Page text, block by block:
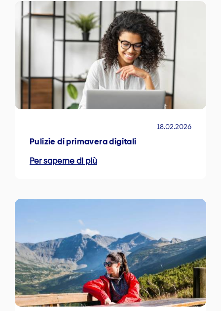
18.02.2026
Pulizie di primavera digitali
Per saperne di più